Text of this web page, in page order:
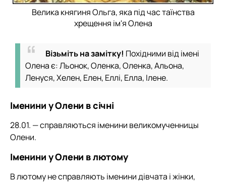
Велика княгиня Ольга, яка під час таїнства
хрещення ім'я Олена
Візьміть на замітку! Похідними від імені
Олена є: Льонок, Оленка, Оленка, Альона,
Ленуся, Хелен, Елен, Еллі, Елла, Ілене.
Іменини у Олени в січні
28.01. — справляються іменини великомученницы
Олени.
Іменини у Олени в лютому
В лютому не справляють іменини дівчата і жінки,